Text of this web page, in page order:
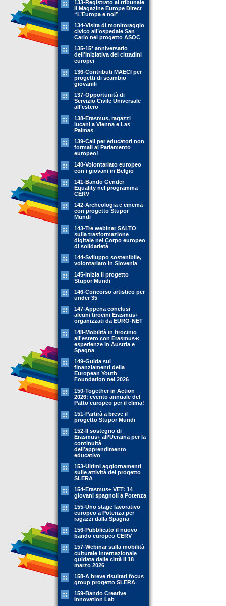
133-Registrato al tribunale
il Magazine Europe Direct
“L’Europa e noi”
134-Visita di monitoraggio
civico all’ospedale San
Carlo nel progetto ASOC
135-15° anniversario
dell’Iniziativa dei cittadini
europei
136-Contributi MAECI per
progetti di scambio
giovanili
137-Opportunità di
Servizio Civile Universale
all’estero
138-Erasmus, ragazzi
lucani a Vienna e Las
Palmas
139-Call per educatori non
formali al Parlamento
europeo!
140-Volontariato europeo
con i giovani in Belgio
141-Bando Gender
Equality nel programma
CERV
142-Archeologia e cinema
con progetto Stupor
Mundi
143-Tre webinar SALTO
sulla trasformazione
digitale nel Corpo europeo
di solidarietà
144-Sviluppo sostenibile,
volontariato in Slovenia
145-Inizia il progetto
Stupor Mundi
146-Concorso artistico per
under 35
147-Appena conclusi
alcuni tirocini Erasmus+
organizzati da EURO-NET
148-Mobilità in tirocinio
all'estero con Erasmus+:
esperienze in Austria e
Spagna
149-Guida sui
finanziamenti della
European Youth
Foundation nel 2026
150-Together in Action
2026: evento annuale del
Patto europeo per il clima!
151-Partirà a breve il
progetto Stupor Mundi
152-Il sostegno di
Erasmus+ all’Ucraina per la
continuità
dell’apprendimento
educativo
153-Ultimi aggiornamenti
sulle attività del progetto
SLERA
154-Erasmus+ VET: 14
giovani spagnoli a Potenza
155-Uno stage lavorativo
europeo a Potenza per
ragazzi dalla Spagna
156-Pubblicato il nuovo
bando europeo CERV
157-Webinar sulla mobilità
culturale internazionale
guidata dalle città il 18
marzo 2026
158-A breve risultati focus
group progetto SLERA
159-Bando Creative
Innovation Lab